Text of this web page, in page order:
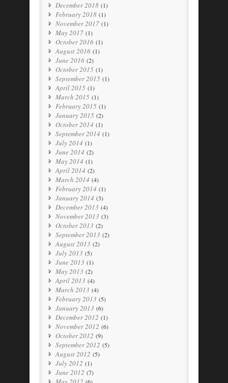
December 2018 (1)
February 2018 (1)
November 2017 (1)
May 2017 (1)
October 2016 (1)
August 2016 (1)
June 2016 (2)
October 2015 (1)
September 2015 (1)
April 2015 (1)
March 2015 (1)
February 2015 (1)
January 2015 (2)
October 2014 (1)
September 2014 (1)
July 2014 (1)
June 2014 (2)
May 2014 (1)
April 2014 (2)
March 2014 (4)
February 2014 (1)
January 2014 (3)
December 2013 (4)
November 2013 (3)
October 2013 (2)
September 2013 (2)
August 2013 (2)
July 2013 (5)
June 2013 (1)
May 2013 (2)
April 2013 (4)
March 2013 (4)
February 2013 (5)
January 2013 (6)
December 2012 (1)
November 2012 (6)
October 2012 (9)
September 2012 (5)
August 2012 (5)
July 2012 (1)
June 2012 (7)